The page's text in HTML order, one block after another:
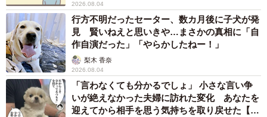
2026.08.04
行方不明だったセーター、数カ月後に子犬が発
見 賢いねえと思いきや…まさかの真相に「自
作自演だった」「やらかしたねー！」
梨木 香奈
2026.08.04
「言わなくても分かるでしょ」 小さな言い争
いが絶えなかった夫婦に訪れた変化 あなたを
迎えてから相手を思う気持ちを取り戻せた【漫